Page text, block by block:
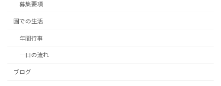
募集要項
園での生活
年間行事
一日の流れ
ブログ